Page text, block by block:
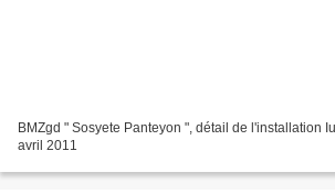
BMZgd " Sosyete Panteyon ", détail de l'installation
avril 2011